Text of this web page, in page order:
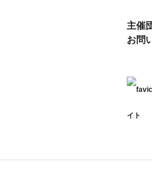
主催
お問
イト